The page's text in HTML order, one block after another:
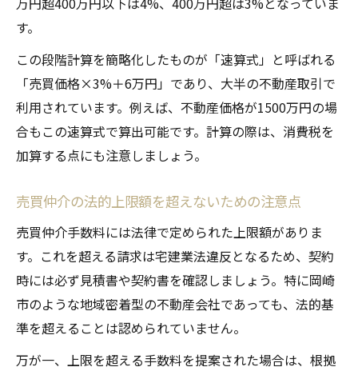
す。
この段階計算を簡略化したものが「速算式」と呼ばれる
「売買価格×3%＋6万円」であり、大半の不動産取引で
利用されています。例えば、不動産価格が1500万円の場
合もこの速算式で算出可能です。計算の際は、消費税を
加算する点にも注意しましょう。
売買仲介の法的上限額を超えないための注意点
売買仲介手数料には法律で定められた上限額がありま
す。これを超える請求は宅建業法違反となるため、契約
時には必ず見積書や契約書を確認しましょう。特に岡崎
市のような地域密着型の不動産会社であっても、法的基
準を超えることは認められていません。
万が一、上限を超える手数料を提案された場合は、根拠